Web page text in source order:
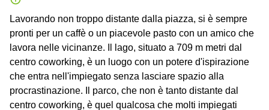
Lavorando non troppo distante dalla piazza, si è sempre
pronti per un caffè o un piacevole pasto con un amico che
lavora nelle vicinanze. Il lago, situato a 709 m metri dal
centro coworking, è un luogo con un potere d'ispirazione
che entra nell'impiegato senza lasciare spazio alla
procrastinazione. Il parco, che non è tanto distante dal
centro coworking, è quel qualcosa che molti impiegati